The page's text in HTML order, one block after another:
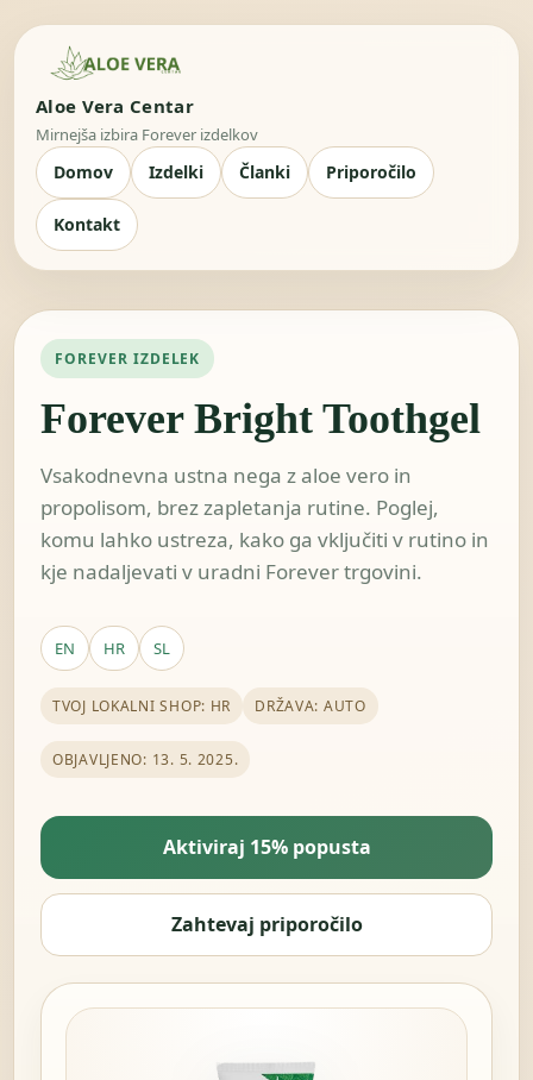
Aloe Vera Centar
Mirnejša izbira Forever izdelkov
Domov Izdelki Članki Priporočilo
Kontakt
FOREVER IZDELEK
Forever Bright Toothgel
Vsakodnevna ustna nega z aloe vero in
propolisom, brez zapletanja rutine. Poglej,
komu lahko ustreza, kako ga vključiti v rutino in
kje nadaljevati v uradni Forever trgovini.
EN HR SL
TVOJ LOKALNI SHOP: HR DRŽAVA: AUTO
OBJAVLJENO: 13. 5. 2025.
Aktiviraj 15% popusta
Zahtevaj priporočilo